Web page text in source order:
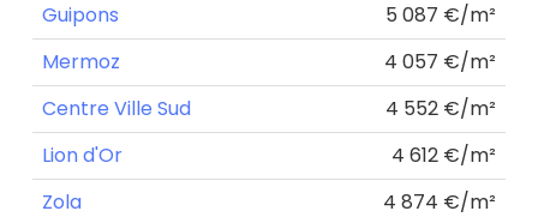
Guipons
5 087 €/m²
Mermoz
4 057 €/m²
Centre Ville Sud
4 552 €/m²
Lion d'Or
4 612 €/m²
Zola
4 874 €/m²